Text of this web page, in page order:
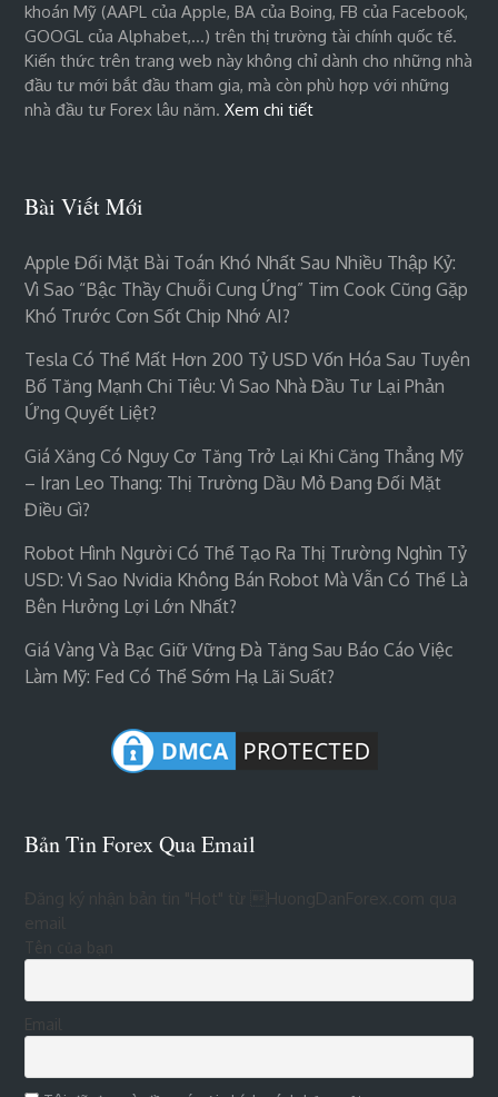
khoán Mỹ (AAPL của Apple, BA của Boing, FB của Facebook,
GOOGL của Alphabet,…) trên thị trường tài chính quốc tế.
Kiến thức trên trang web này không chỉ dành cho những nhà
đầu tư mới bắt đầu tham gia, mà còn phù hợp với những
nhà đầu tư Forex lâu năm.Xem chi tiết
Bài Viết Mới
Apple Đối Mặt Bài Toán Khó Nhất Sau Nhiều Thập Kỷ:
Vì Sao “bậc Thầy Chuỗi Cung Ứng” Tim Cook Cũng Gặp
Khó Trước Cơn Sốt Chip Nhớ AI?
Tesla Có Thể Mất Hơn 200 Tỷ USD Vốn Hóa Sau Tuyên
Bố Tăng Mạnh Chi Tiêu: Vì Sao Nhà Đầu Tư Lại Phản
Ứng Quyết Liệt?
Giá Xăng Có Nguy Cơ Tăng Trở Lại Khi Căng Thẳng Mỹ
– Iran Leo Thang: Thị Trường Dầu Mỏ Đang Đối Mặt
Điều Gì?
Robot Hình Người Có Thể Tạo Ra Thị Trường Nghìn Tỷ
USD: Vì Sao Nvidia Không Bán Robot Mà Vẫn Có Thể Là
Bên Hưởng Lợi Lớn Nhất?
Giá Vàng Và Bạc Giữ Vững Đà Tăng Sau Báo Cáo Việc
Làm Mỹ: Fed Có Thể Sớm Hạ Lãi Suất?
Bản Tin Forex Qua Email
Đăng ký nhận bản tin "Hot" từ HuongDanForex.com qua
Tên của bạn